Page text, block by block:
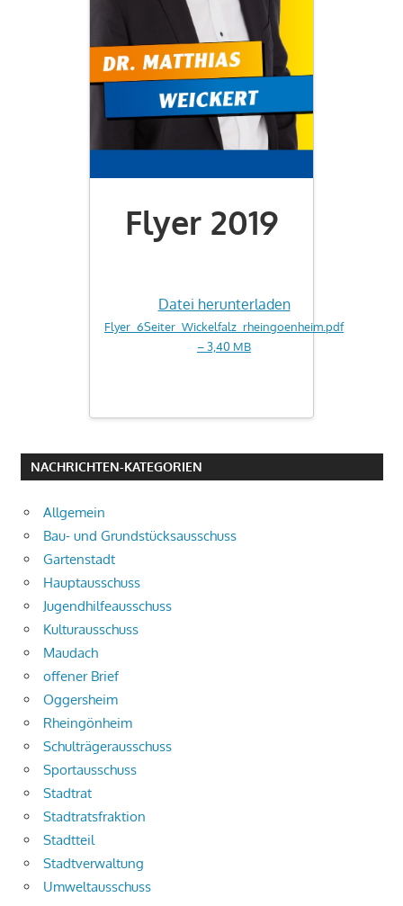
Flyer 2019
Datei herunterladen
Flyer_6Seiter_Wickelfalz_rheingoenheim.pdf
– 3,40 MB
NACHRICHTEN-KATEGORIEN
Allgemein
Bau- und Grundstücksausschuss
Gartenstadt
Hauptausschuss
Jugendhilfeausschuss
Kulturausschuss
Maudach
offener Brief
Oggersheim
Rheingönheim
Schulträgerausschuss
Sportausschuss
Stadtrat
Stadtratsfraktion
Stadtteil
Stadtverwaltung
Umweltausschuss